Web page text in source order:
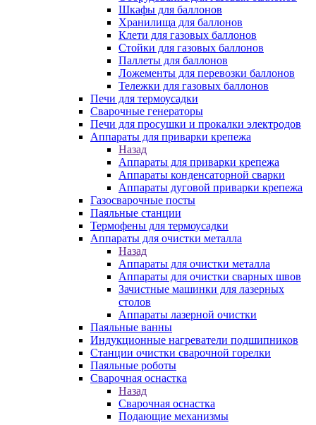
Шкафы для баллонов
Хранилища для баллонов
Клети для газовых баллонов
Стойки для газовых баллонов
Паллеты для баллонов
Ложементы для перевозки баллонов
Тележки для газовых баллонов
Печи для термоусадки
Сварочные генераторы
Печи для просушки и прокалки электродов
Аппараты для приварки крепежа
Назад
Аппараты для приварки крепежа
Аппараты конденсаторной сварки
Аппараты дуговой приварки крепежа
Газосварочные посты
Паяльные станции
Термофены для термоусадки
Аппараты для очистки металла
Назад
Аппараты для очистки металла
Аппараты для очистки сварных швов
Зачистные машинки для лазерных
столов
Аппараты лазерной очистки
Паяльные ванны
Индукционные нагреватели подшипников
Станции очистки сварочной горелки
Паяльные роботы
Сварочная оснастка
Назад
Сварочная оснастка
Подающие механизмы